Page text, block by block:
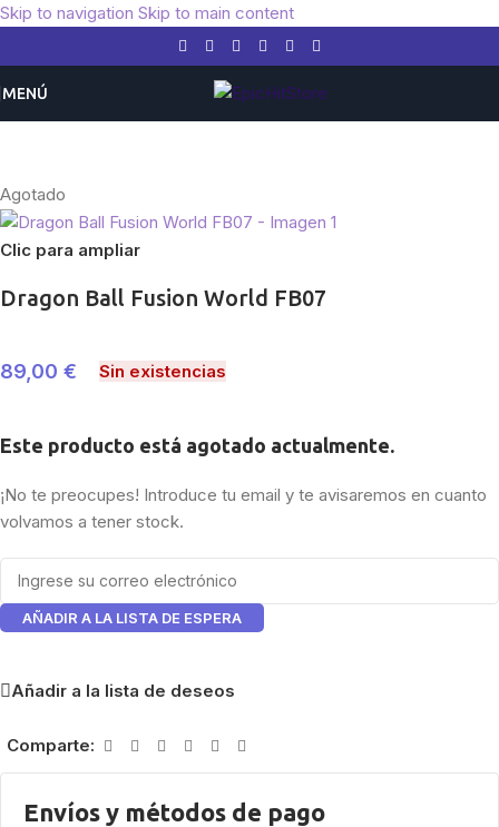
Skip to navigation Skip to main content
MENÚ
Agotado
Clic para ampliar
Dragon Ball Fusion World FB07
89,00 € Sin existencias
Este producto está agotado actualmente.
¡No te preocupes! Introduce tu email y te avisaremos en cuanto
volvamos a tener stock.
AÑADIR A LA LISTA DE ESPERA
Añadir a la lista de deseos
Comparte:
Envíos y métodos de pago